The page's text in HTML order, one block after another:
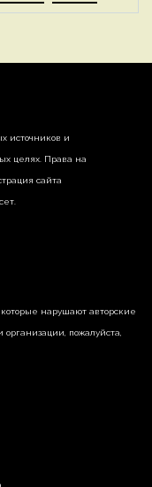
источников и
целях. Права на
сайта
нарушают авторские
пожалуйста,